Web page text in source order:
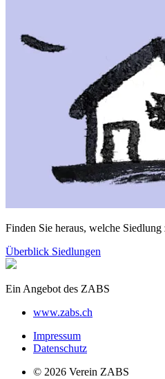
Finden Sie heraus, welche Siedlung
Überblick Siedlungen
Ein Angebot des ZABS
www.zabs.ch
Impressum
Datenschutz
© 2026 Verein ZABS